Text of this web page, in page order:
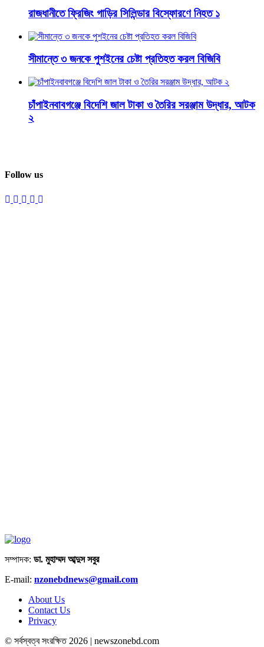
রাজধানীতে ফ্রিজিং গাড়ির সিলিন্ডার বিস্ফোরণে নিহত ১
সীমান্তে ৩ জনকে পুশইনের চেষ্টা প্রতিহত করল বিজিবি
চাঁপাইনবাবগঞ্জে বিদেশি জাল টাকা ও তৈরির সরঞ্জাম উদ্ধার, আটক
২
Follow us
সম্পাদক: ডা. মুহাম্মদ আব্দুস সবুর
E-mail: nzonebdnews@gmail.com
About Us
Contact Us
Privacy
© সর্বস্বত্ব সংরক্ষিত 2026 | newszonebd.com